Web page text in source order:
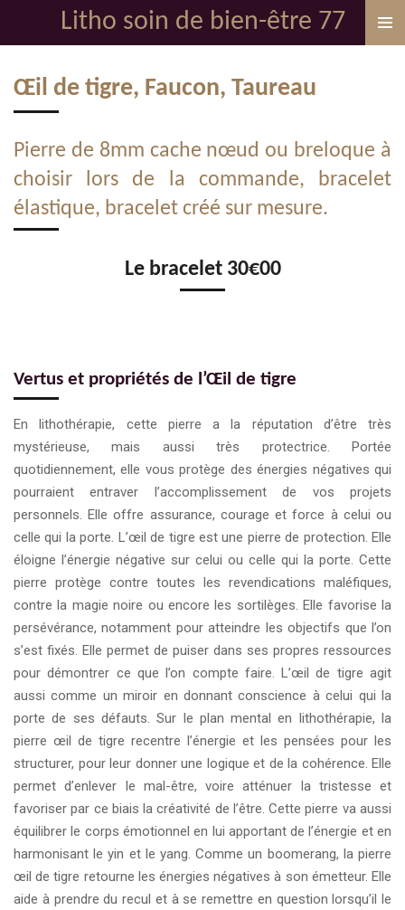
au
principal
Litho soin de bien-être 77
Œil de tigre, Faucon, Taureau
Pierre de 8mm cache nœud ou breloque à
choisir lors de la commande, bracelet
élastique, bracelet créé sur mesure.
Le bracelet 30€00
Vertus et propriétés de l’Œil de tigre
En lithothérapie, cette pierre a la réputation d’être très
mystérieuse, mais aussi très protectrice. Portée
quotidiennement, elle vous protège des énergies négatives qui
pourraient entraver l’accomplissement de vos projets
personnels. Elle offre assurance, courage et force à celui ou
celle qui la porte. L’œil de tigre est une pierre de protection. Elle
éloigne l’énergie négative sur celui ou celle qui la porte. Cette
pierre protège contre toutes les revendications maléfiques,
contre la magie noire ou encore les sortilèges. Elle favorise la
persévérance, notamment pour atteindre les objectifs que l’on
s’est fixés. Elle permet de puiser dans ses propres ressources
pour démontrer ce que l’on compte faire. L’œil de tigre agit
aussi comme un miroir en donnant conscience à celui qui la
porte de ses défauts. Sur le plan mental en lithothérapie, la
pierre œil de tigre recentre l’énergie et les pensées pour les
structurer, pour leur donner une logique et de la cohérence. Elle
permet d’enlever le mal-être, voire atténuer la tristesse et
favoriser par ce biais la créativité de l’être. Cette pierre va aussi
équilibrer le corps émotionnel en lui apportant de l’énergie et en
harmonisant le yin et le yang. Comme un boomerang, la pierre
œil de tigre retourne les énergies négatives à son émetteur. Elle
aide à prendre du recul et à se remettre en question lorsqu’il le